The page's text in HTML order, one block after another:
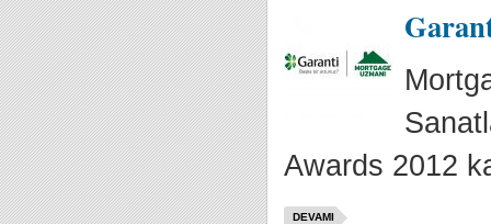
Awards 2012
DEVAMI